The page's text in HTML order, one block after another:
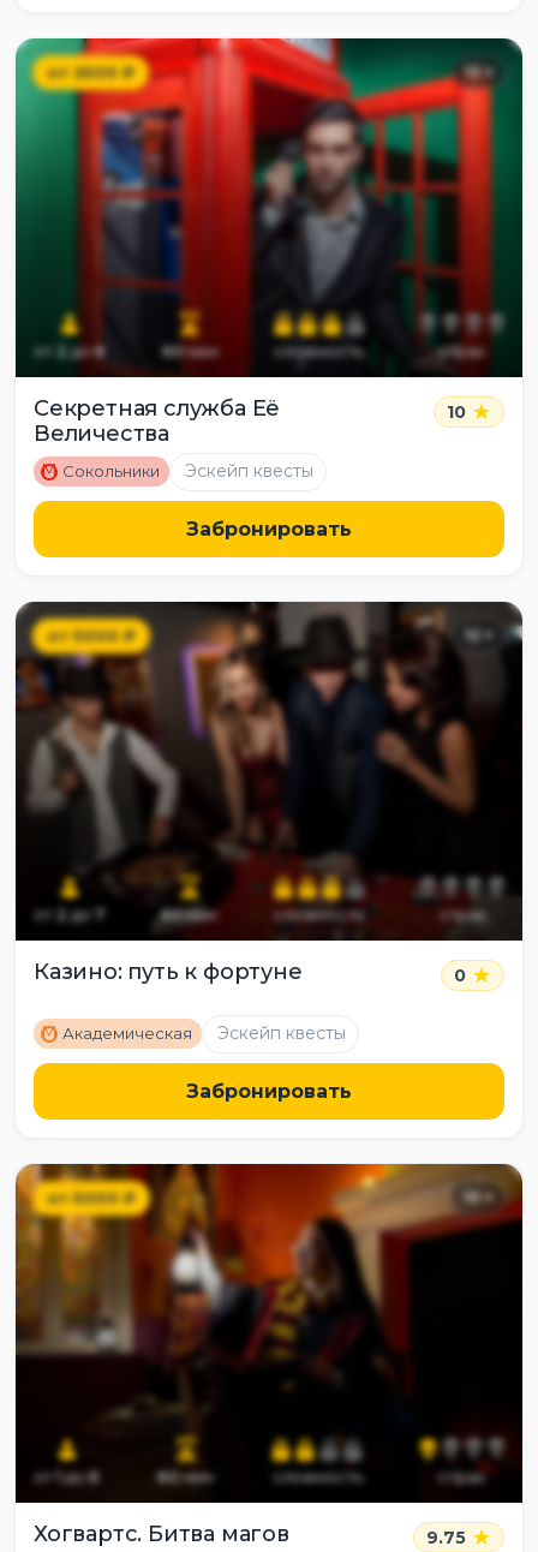
от2500₽ 12+
от 2до6 60мин сложность страх
Секретная служба Её
Величества
10
M Сокольники Эскейп квесты
Забронировать
от5000₽ 12+
от 2до 7 60мин сложность страх
Казино: путь к фортуне 0
M Академическая Эскейп квесты
Забронировать
от5000₽ 10 +
от 1до6 60мин сложность страх
Хогвартс. Битва магов 9.75